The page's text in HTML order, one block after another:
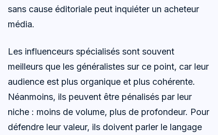
sans cause éditoriale peut inquiéter un acheteur
média.
Les influenceurs spécialisés sont souvent
meilleurs que les généralistes sur ce point, car leur
audience est plus organique et plus cohérente.
Néanmoins, ils peuvent être pénalisés par leur
niche : moins de volume, plus de profondeur. Pour
défendre leur valeur, ils doivent parler le langage